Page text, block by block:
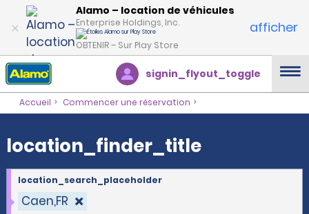
location_finder_titleAlamo – location de véhicules
Enterprise Holdings, Inc.
OBTENIR – Sur Play Store
afficher
signin_flyout_toggle
Accueil Commencer une réservation
location_finder_title
Caen,FR
location_search_placeholder